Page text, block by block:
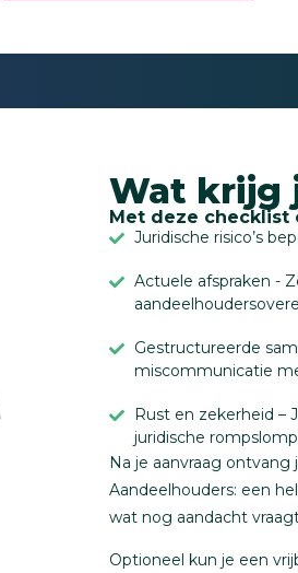
Wat krijg
Met deze checklist
Juridische risico’s
Actuele afspraken -
Gestructureerde
miscommunicatie
Rust en zekerheid –
juridische
Na je aanvraag
Aandeelhouders: een
wat nog aandacht
Optioneel kun je een